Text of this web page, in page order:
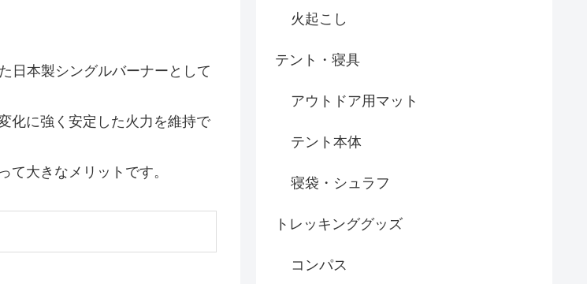
日本製シングルバーナーとして
化に強く安定した火力を維持で
大きなメリットです。
火起こし
テント・寝具
アウトドア用マット
テント本体
寝袋・シュラフ
トレッキンググッズ
コンパス